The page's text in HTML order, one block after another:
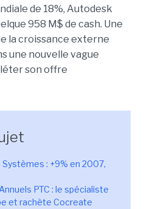
de 18%, Autodesk
958 M$ de cash. Une
la croissance externe
une nouvelle vague
son offre
: +9% en 2007,
Annuels PTC : le spécialiste
et rachète Cocreate